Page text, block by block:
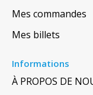
Mes commandes
Mes billets
Informations
À PROPOS DE